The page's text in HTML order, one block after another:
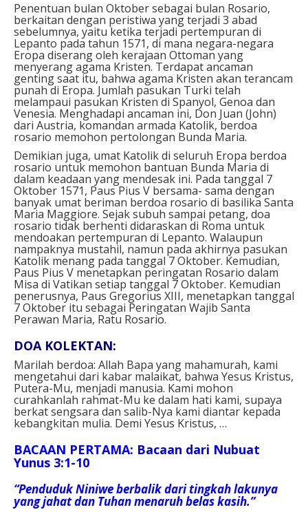
Penentuan bulan Oktober sebagai bulan Rosario,
berkaitan dengan peristiwa yang terjadi 3 abad
sebelumnya, yaitu ketika terjadi pertempuran di
Lepanto pada tahun 1571, di mana negara-negara
Eropa diserang oleh kerajaan Ottoman yang
menyerang agama Kristen. Terdapat ancaman
genting saat itu, bahwa agama Kristen akan terancam
punah di Eropa. Jumlah pasukan Turki telah
melampaui pasukan Kristen di Spanyol, Genoa dan
Venesia. Menghadapi ancaman ini, Don Juan (John)
dari Austria, komandan armada Katolik, berdoa
rosario memohon pertolongan Bunda Maria.
Demikian juga, umat Katolik di seluruh Eropa berdoa
rosario untuk memohon bantuan Bunda Maria di
dalam keadaan yang mendesak ini. Pada tanggal 7
Oktober 1571, Paus Pius V bersama- sama dengan
banyak umat beriman berdoa rosario di basilika Santa
Maria Maggiore. Sejak subuh sampai petang, doa
rosario tidak berhenti didaraskan di Roma untuk
mendoakan pertempuran di Lepanto. Walaupun
nampaknya mustahil, namun pada akhirnya pasukan
Katolik menang pada tanggal 7 Oktober. Kemudian,
Paus Pius V menetapkan peringatan Rosario dalam
Misa di Vatikan setiap tanggal 7 Oktober. Kemudian
penerusnya, Paus Gregorius XIII, menetapkan tanggal
7 Oktober itu sebagai Peringatan Wajib Santa
Perawan Maria, Ratu Rosario.
DOA KOLEKTAN:
Marilah berdoa: Allah Bapa yang mahamurah, kami
mengetahui dari kabar malaikat, bahwa Yesus Kristus,
Putera-Mu, menjadi manusia. Kami mohon
curahkanlah rahmat-Mu ke dalam hati kami, supaya
berkat sengsara dan salib-Nya kami diantar kepada
kebangkitan mulia. Demi Yesus Kristus, …
BACAAN PERTAMA: Bacaan dari Nubuat
Yunus 3:1-10
“Penduduk Niniwe berbalik dari tingkah lakunya
yang jahat dan Tuhan menaruh belas kasih.”